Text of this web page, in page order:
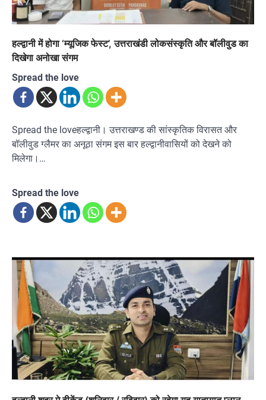
हल्द्वानी में होगा ‘म्यूजिक फेस्ट’, उत्तराखंडी लोकसंस्कृति और बॉलीवुड का
दिखेगा अनोखा संगम
Spread the love
Spread the loveहल्द्वानी। उत्तराखण्ड की सांस्कृतिक विरासत और
बॉलीवुड ग्लैमर का अनूठा संगम इस बार हल्द्वानीवासियों को देखने को
मिलेगा।…
Spread the love